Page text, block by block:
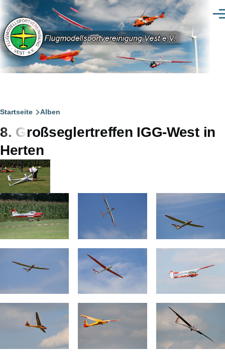
Direkt zum Inhalt
Pfadnavigation
Startseite Alben
8. Großseglertreffen IGG-West in
Herten